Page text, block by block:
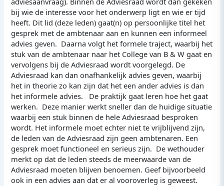
bij wie de interesse voor het onderwerp ligt en wie er tijd
heeft. Dit lid (deze leden) gaat(n) op persoonlijke titel het
gesprek met de ambtenaar aan en kunnen een informeel
advies geven. Daarna volgt het formele traject, waarbij het
stuk van de ambtenaar naar het College van B & W gaat en
vervolgens bij de Adviesraad wordt voorgelegd. De
Adviesraad kan dan onafhankelijk advies geven, waarbij
het in theorie zo kan zijn dat het een ander advies is dan
het informele advies. De praktijk gaat leren hoe het gaat
werken. Deze manier werkt sneller dan de huidige situatie
waarbij een stuk binnen de hele Adviesraad besproken
wordt. Het informele moet echter niet te vrijblijvend zijn,
de leden van de Adviesraad zijn geen ambtenaren. Een
gesprek moet functioneel en serieus zijn. De wethouder
merkt op dat de leden steeds de meerwaarde van de
Adviesraad moeten blijven benoemen. Geef bijvoorbeeld
ook in een advies aan dat er al vooroverleg is geweest.